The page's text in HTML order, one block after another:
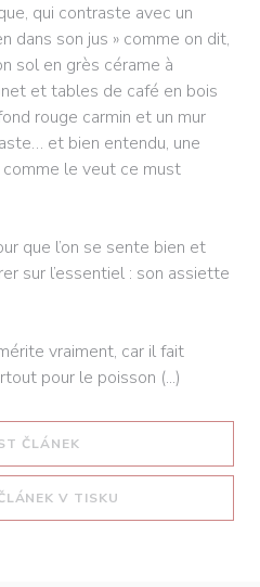
qui contraste avec un
dans son jus » comme on dit,
sol en grès cérame à
et tables de café en bois
rouge carmin et un mur
et bien entendu, une
le veut ce must
que l’on se sente bien et
sur l’essentiel : son assiette
vraiment, car il fait
pour le poisson (...)
ČLÁNEK((OTEVŘE SE V NOVÉM
V TISKU